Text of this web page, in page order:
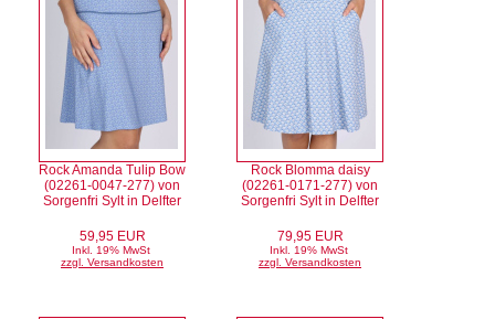
Rock Amanda Tulip Bow
(02261-0047-277) von
Sorgenfri Sylt in Delfter
59,95 EUR
Inkl. 19% MwSt
zzgl. Versandkosten
Rock Blomma daisy
(02261-0171-277) von
Sorgenfri Sylt in Delfter
79,95 EUR
Inkl. 19% MwSt
zzgl. Versandkosten